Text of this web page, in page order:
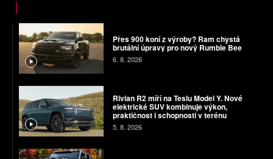
Přes 900 koní z výroby? Ram chystá
brutální úpravy pro nový Rumble Bee
6. 8. 2026
Rivian R2 míří na Teslu Model Y. Nové
elektrické SUV kombinuje výkon,
praktičnost i schopnosti v terénu
5. 8. 2026